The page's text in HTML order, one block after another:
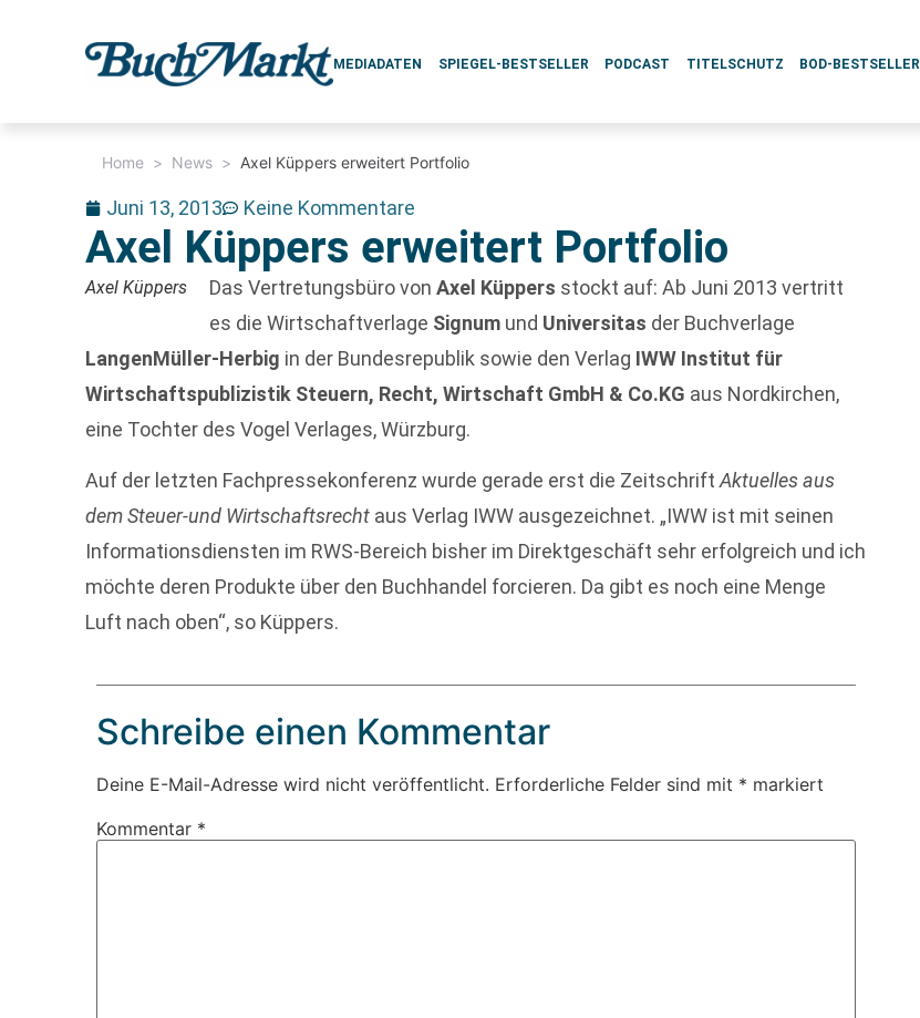
MEDIADATEN SPIEGEL-BESTSELLER PODCAST TITELSCHUTZ BOD-BESTSELLER
Home > News > Axel Küppers erweitert Portfolio
Juni 13, 2013 Keine Kommentare
Axel Küppers erweitert Portfolio
Axel Küppers Das Vertretungsbüro vonAxel Küppers stockt auf: Ab Juni 2013 vertritt
es die Wirtschaftverlage Signum und Universitas der Buchverlage
LangenMüller-Herbig in der Bundesrepublik sowie den Verlag IWW Institut für
Wirtschaftspublizistik Steuern, Recht, Wirtschaft GmbH & Co.KG aus Nordkirchen,
eine Tochter des Vogel Verlages, Würzburg.
Auf der letzten Fachpressekonferenz wurde gerade erst die ZeitschriftAktuelles aus
dem Steuer-und Wirtschaftsrecht aus Verlag IWW ausgezeichnet. „IWW ist mit seinen
Informationsdiensten im RWS-Bereich bisher im Direktgeschäft sehr erfolgreich und ich
möchte deren Produkte über den Buchhandel forcieren. Da gibt es noch eine Menge
Luft nach oben“, so Küppers.
Schreibe einen Kommentar
Deine E-Mail-Adresse wird nicht veröffentlicht. Erforderliche Felder sind mit * markiert
Kommentar *